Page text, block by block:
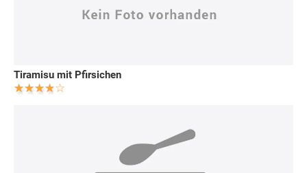
Tiramisu mit Pfirsichen